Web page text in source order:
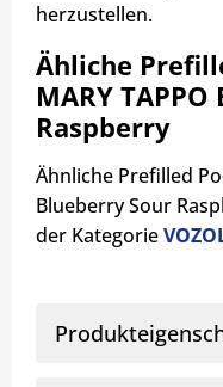
herzustellen.
Ähliche
MARY
Raspberry
Ähnliche Prefilled
Blueberry Sour
der Kategorie